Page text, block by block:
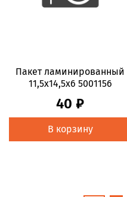
Пакет ламинированный
11,5x14,5x6 5001156
40 ₽
В корзину